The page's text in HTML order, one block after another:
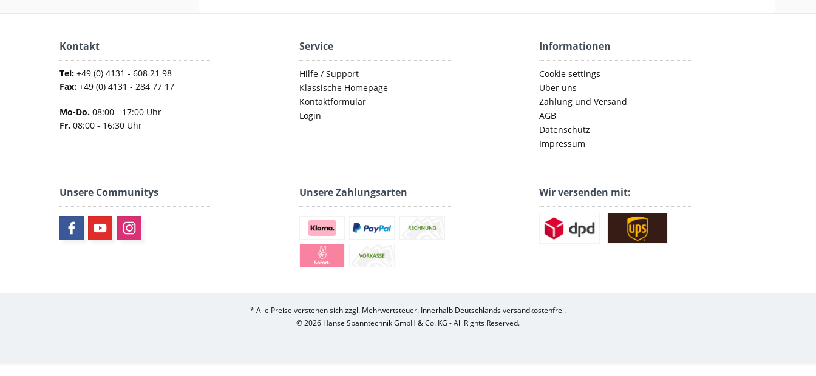
Kontakt
Tel:+49 (0) 4131 - 608 21 98
Fax:+49 (0) 4131 - 284 77 17
Mo-Do.08:00 - 17:00 Uhr
Fr.08:00 - 16:30 Uhr
Service
Hilfe / Support
Klassische Homepage
Kontaktformular
Login
Informationen
Cookie settings
Über uns
Zahlung und Versand
AGB
Datenschutz
Impressum
Unsere Communitys Unsere Zahlungsarten Wir versenden mit:
* Alle Preise verstehen sich zzgl. Mehrwertsteuer. Innerhalb Deutschlands versandkostenfrei.
© 2026 Hanse Spanntechnik GmbH & Co. KG - All Rights Reserved.